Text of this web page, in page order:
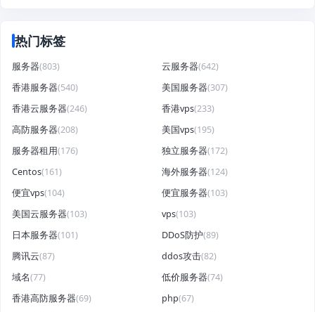
热门标签
服务器(803) 云服务器(642)
香港服务器(540) 美国服务器(307)
香港云服务器(246) 香港vps(233)
高防服务器(208) 美国vps(195)
服务器租用(176) 独立服务器(172)
Centos(161) 海外服务器(124)
便宜vps(104) 便宜服务器(103)
美国云服务器(103) vps(103)
日本服务器(101) DDoS防护(89)
腾讯云(87) ddos攻击(82)
域名(77) 低价服务器(74)
香港高防服务器(69) php(67)